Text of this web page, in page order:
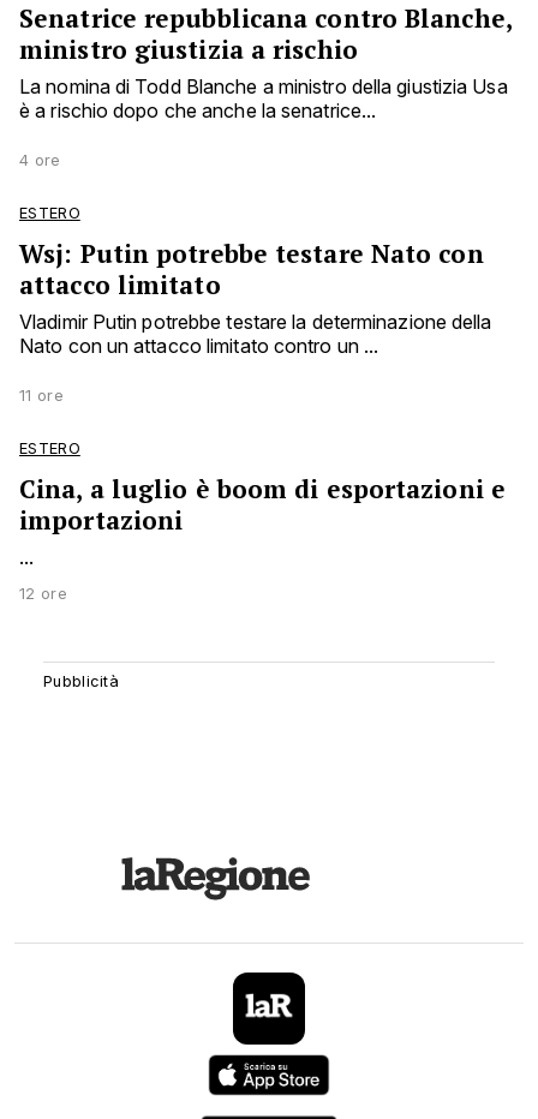
Senatrice repubblicana contro Blanche,
ministro giustizia a rischio
La nomina di Todd Blanche a ministro della giustizia Usa
è a rischio dopo che anche la senatrice...
4 ore
ESTERO
Wsj: Putin potrebbe testare Nato con
attacco limitato
Vladimir Putin potrebbe testare la determinazione della
Nato con un attacco limitato contro un ...
11 ore
ESTERO
Cina, a luglio è boom di esportazioni e
importazioni
...
12 ore